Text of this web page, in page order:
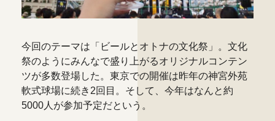
今回のテーマは「ビールとオトナの文化祭」。文化
祭のようにみんなで盛り上がるオリジナルコンテン
ツが多数登場した。東京での開催は昨年の神宮外苑
軟式球場に続き2回目。そして、今年はなんと約
5000人が参加予定だという。